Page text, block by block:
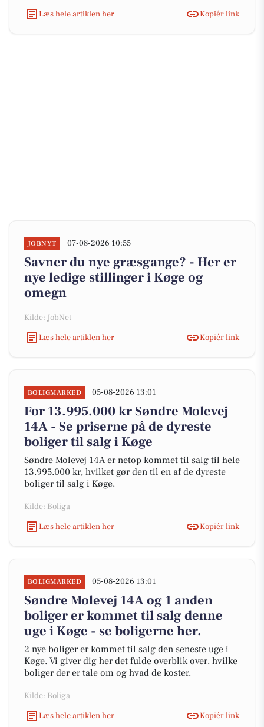
Læs hele artiklen her
Kopiér link
JOBNYT 07-08-2026 10:55
Savner du nye græsgange? - Her er
nye ledige stillinger i Køge og
omegn
Kilde: JobNet
Læs hele artiklen her
Kopiér link
BOLIGMARKED 05-08-2026 13:01
For 13.995.000 kr Søndre Molevej
14A - Se priserne på de dyreste
boliger til salg i Køge
Søndre Molevej 14A er netop kommet til salg til hele
13.995.000 kr, hvilket gør den til en af de dyreste
boliger til salg i Køge.
Kilde: Boliga
Læs hele artiklen her
Kopiér link
BOLIGMARKED 05-08-2026 13:01
Søndre Molevej 14A og 1 anden
boliger er kommet til salg denne
uge i Køge - se boligerne her.
2 nye boliger er kommet til salg den seneste uge i
Køge. Vi giver dig her det fulde overblik over, hvilke
boliger der er tale om og hvad de koster.
Kilde: Boliga
Læs hele artiklen her
Kopiér link